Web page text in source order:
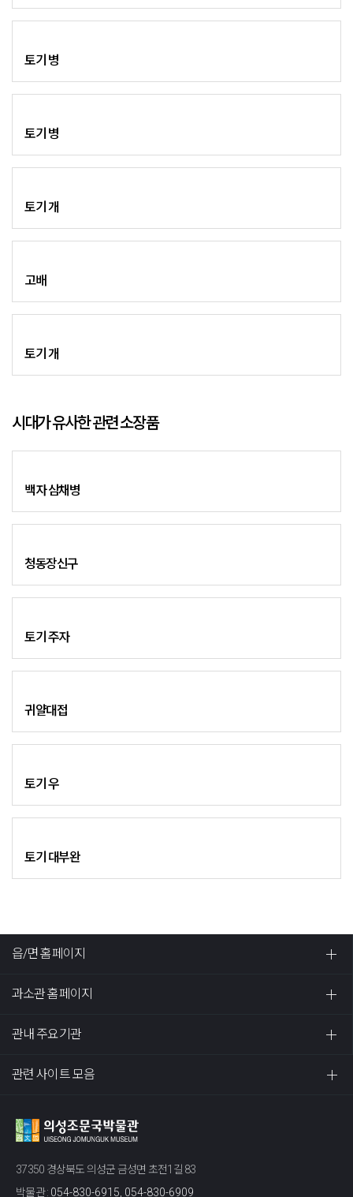
토기 병
토기 병
토기 개
고배
토기 개
시대가 유사한 관련 소장품
백자 삼채병
청동장신구
토기 주자
귀얄대접
토기 우
토기 대부완
읍/면 홈페이지
과소관 홈페이지
관내 주요기관
관련 사이트 모음
37350 경상북도 의성군 금성면 초전1길 83
박물관 : 054-830-6915, 054-830-6909